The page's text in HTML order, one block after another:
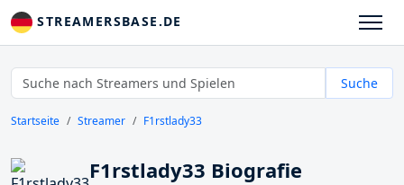
STREAMERSBASE.DE
Suche
Startseite Streamer F1rstlady33
F1rstlady33 Biografie